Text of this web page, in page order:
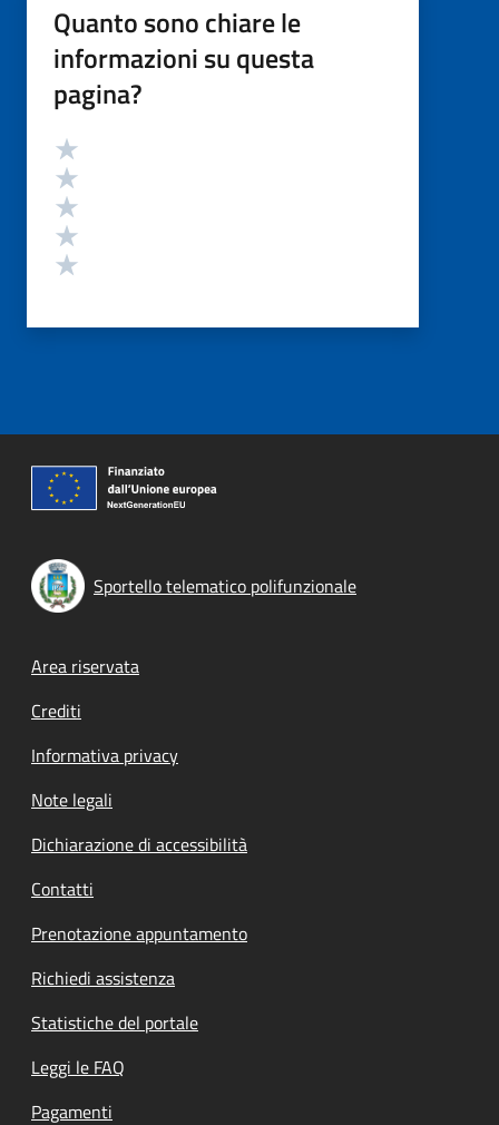
Quanto sono chiare le
informazioni su questa
pagina?
Valutazione
Sportello telematico polifunzionale
Footer menu
Area riservata
Crediti
Informativa privacy
Note legali
Dichiarazione di accessibilità
Contatti
Prenotazione appuntamento
Richiedi assistenza
Statistiche del portale
Leggi le FAQ
Pagamenti